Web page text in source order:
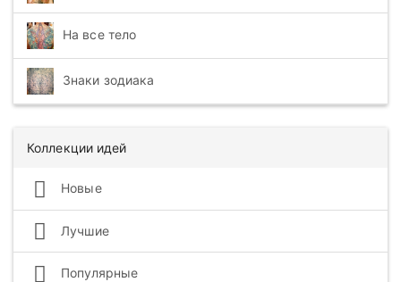
На все тело
Знаки зодиака
Коллекции идей
Новые
Лучшие
Популярные